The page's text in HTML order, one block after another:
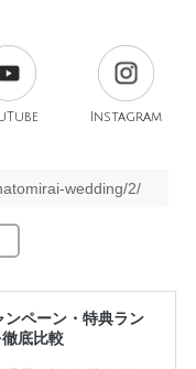
Instagram
wedding/2/
ンペーン・特典ラン
底比較